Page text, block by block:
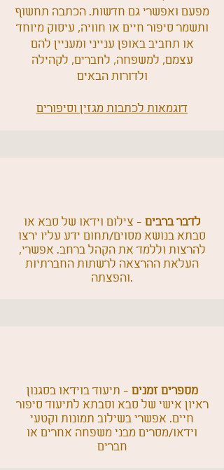
מפעם ואפשרי גם חדשות. הכתבה תחשוף
ותשמר סיפור חיים או חוויה, עיסוק מיוחד
או תחביב באופן ענייני ומעניין להם
עצמם, למשפחה, לחברים, לקהילה
ולדורות הבאים
דוגמאות לכתבות מגזין וסיפורים
לדבר ברבים - צילום וידאו של סבא או
סבתא בנושא מסוים/תחום ידע עליו ירצו
להרצות וללמד את הקהל ברחב. אפשרי,
העלאת ההרצאה לרשתות החברתיות
והפצתה.
מספרים זמנים - תיעוד בוידאו בסגנון
ראיון אישי של סבא וסבתא לתיעוד סיפור
חיים. אפשרי בשילוב תמונות וקטעי
וידאו/מסרים מבני משפחה אחרים או
חברים